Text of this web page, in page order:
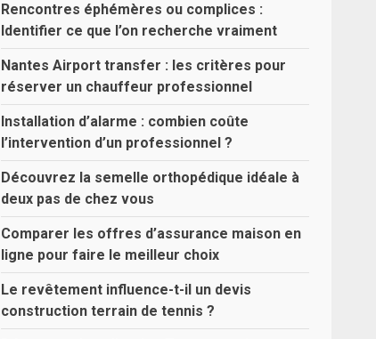
Rencontres éphémères ou complices :
Identifier ce que l’on recherche vraiment
Nantes Airport transfer : les critères pour
réserver un chauffeur professionnel
Installation d’alarme : combien coûte
l’intervention d’un professionnel ?
Découvrez la semelle orthopédique idéale à
deux pas de chez vous
Comparer les offres d’assurance maison en
ligne pour faire le meilleur choix
Le revêtement influence-t-il un devis
construction terrain de tennis ?